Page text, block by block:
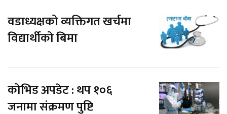
वडाध्यक्षको व्यक्तिगत खर्चमा
विद्यार्थीको बिमा
कोभिड अपडेट : थप १०६
जनामा संक्रमण पुष्टि